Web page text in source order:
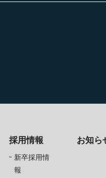
採用情報
新卒採用情
報
お知ら